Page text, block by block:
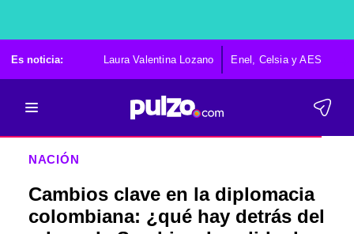
Es noticia: Laura Valentina Lozano Enel, Celsia y AES
NACIÓN
Cambios clave en la diplomacia
colombiana: ¿qué hay detrás del